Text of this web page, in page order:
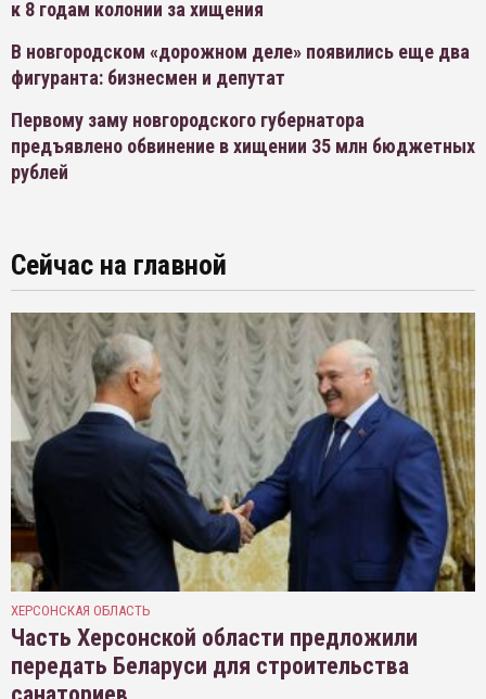
к 8 годам колонии за хищения
В новгородском «дорожном деле» появились еще два
фигуранта: бизнесмен и депутат
Первому заму новгородского губернатора
предъявлено обвинение в хищении 35 млн бюджетных
рублей
Сейчас на главной
ХЕРСОНСКАЯ ОБЛАСТЬ
Часть Херсонской области предложили
передать Беларуси для строительства